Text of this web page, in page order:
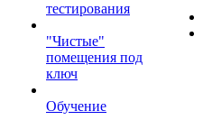
тестирования
"Чистые"
помещения под
ключ
Обучение